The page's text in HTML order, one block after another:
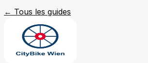
← Tous les guides